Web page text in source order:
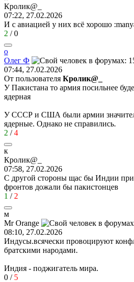
Кролик@_
07:22, 27.02.2026
И с авиацией у них всё хорошо
2 /0
о
Олег Ф
07:44, 27.02.2026
От пользователя Кролик@_
У Пакистана то армия посильнее
ядерная
У СССР и США были армии
ядерные. Однако не справились.
2 /4
к
Кролик@_
07:58, 27.02.2026
С другой стороны щас бы Индии
фронтов дожали бы пакистонцев
1 / 2
м
Мr Orange
08:10, 27.02.2026
Индусы.всячески провоцируют
братскими народами.
Индия - поджигатель мира.
0 / 5